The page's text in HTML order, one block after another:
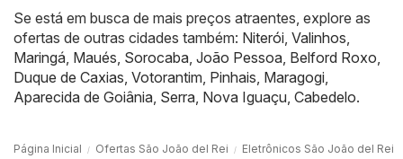
Se está em busca de mais preços atraentes, explore as
ofertas de outras cidades também: Niterói, Valinhos,
Maringá, Maués, Sorocaba, João Pessoa, Belford Roxo,
Duque de Caxias, Votorantim, Pinhais, Maragogi,
Aparecida de Goiânia, Serra, Nova Iguaçu, Cabedelo.
Página Inicial Ofertas São João del Rei Eletrônicos São João del Rei